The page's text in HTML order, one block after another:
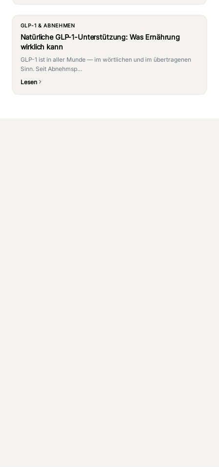
GLP-1 & ABNEHMEN
Natürliche GLP-1-Unterstützung: Was Ernährung
wirklich kann
GLP-1 ist in aller Munde — im wörtlichen und im übertragenen
Sinn. Seit Abnehmsp…
Lesen